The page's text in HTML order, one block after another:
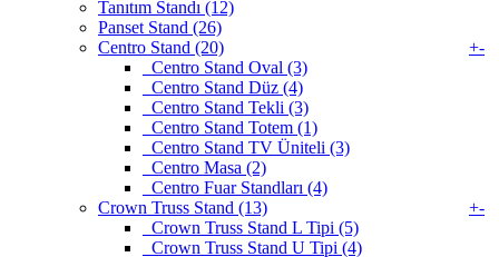
Tanıtım Standı (12)
Panset Stand (26)
Centro Stand (20)
+-
Centro Stand Oval (3)
Centro Stand Düz (4)
Centro Stand Tekli (3)
Centro Stand Totem (1)
Centro Stand TV Üniteli (3)
Centro Masa (2)
Centro Fuar Standları (4)
Crown Truss Stand (13)
+-
Crown Truss Stand L Tipi (5)
Crown Truss Stand U Tipi (4)